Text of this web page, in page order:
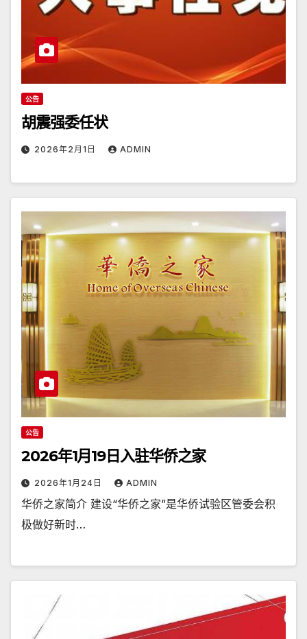
公告
胡震强委任状
2026年2月1日 ADMIN
公告
2026年1月19日入驻华侨之家
2026年1月24日 ADMIN
华侨之家简介 建设“华侨之家”是华侨试验区管委会积
极做好新时…